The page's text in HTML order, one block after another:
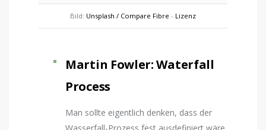
Bild: Unsplash / Compare Fibre - Lizenz
Martin Fowler: Waterfall
Process
Man sollte eigentlich denken, dass der